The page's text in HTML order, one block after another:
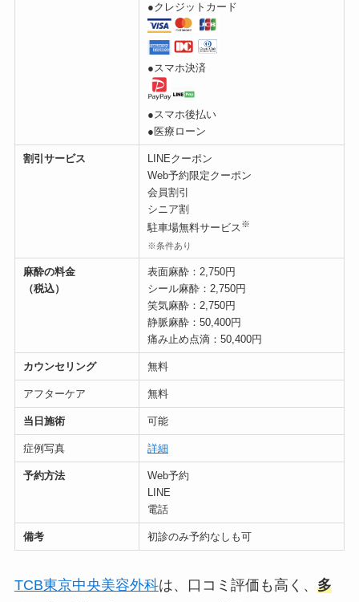
●クレジットカード
●スマホ決済
●スマホ後払い
●医療ローン
割引サービス
LINEクーポン
Web予約限定クーポン
会員割引
シニア割
駐車場無料サービス※
※条件あり
麻酔の料金
（税込）
表面麻酔：2,750円
シール麻酔：2,750円
笑気麻酔：2,750円
静脈麻酔：50,400円
痛み止め点滴：50,400円
カウンセリング 無料
アフターケア 無料
当日施術 可能
症例写真 詳細
予約方法
Web予約
LINE
電話
備考 初診のみ予約なしも可
TCB東京中央美容外科は、口コミ評価も高く、 多